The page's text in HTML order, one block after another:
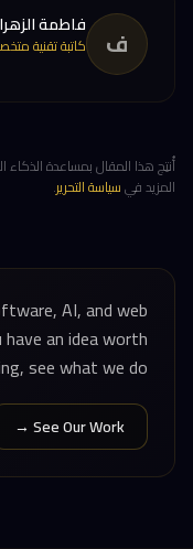
ف فاطمة
كاتبة تقنية
أُنتِج هذا المقال بمساعدة
المزيد فيسياسة التحرير.
AI, and web
an idea worth
see what we do.
See Our Work →